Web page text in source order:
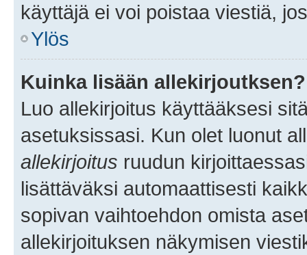
käyttäjä ei voi poistaa viestiä,
Ylös
Kuinka lisään allekirjoutksen?
Luo allekirjoitus käyttääksesi
asetuksissasi. Kun olet luonut
allekirjoitus ruudun
lisättäväksi automaattisesti
sopivan vaihtoehdon omista
allekirjoituksen näkymisen